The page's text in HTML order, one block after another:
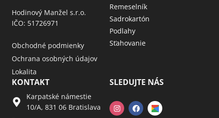
Hodinový Manžel s.r.o.
IČO: 51726971
Obchodné podmienky
Ochrana osobných údajov
Lokalita
Remeselník
Sadrokartón
Podlahy
Sťahovanie
KONTAKT
Karpatské námestie
10/A, 831 06 Bratislava
SLEDUJTE NÁS